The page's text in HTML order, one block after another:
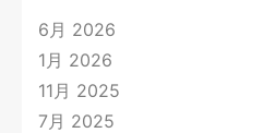
6月 2026
1月 2026
11月 2025
7月 2025